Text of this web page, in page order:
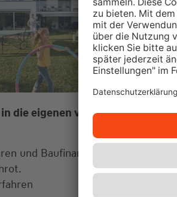
die eigenen vier
und Baufinanzierung